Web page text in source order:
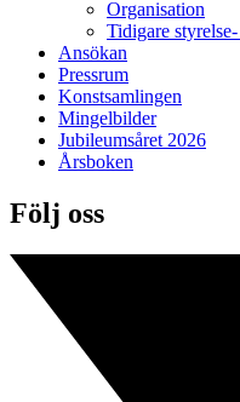
Organisation
Tidigare
Ansökan
Pressrum
Konstsamlingen
Mingelbilder
Jubileumsåret 2026
Årsboken
Följ oss